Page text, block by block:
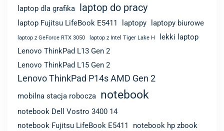
laptop dla grafika laptop do pracy
laptop Fujitsu LifeBook E5411 laptopy laptopy biurowe
laptop z GeForce RTX 3050 laptop z Intel Tiger Lake H
lekki laptop
Lenovo ThinkPad L13 Gen 2
Lenovo ThinkPad L15 Gen 2
Lenovo ThinkPad P14s AMD Gen 2
mobilna stacja robocza notebook
notebook Dell Vostro 3400 14
notebook Fujitsu LifeBook E5411
notebook hp zbook